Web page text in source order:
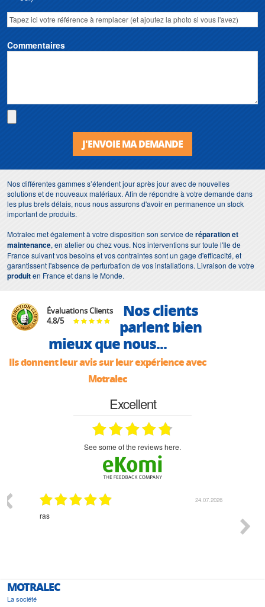
Commentaires
J'ENVOIE MA DEMANDE
Nos différentes gammes s’étendent jour après jour avec de nouvelles
solutions et de nouveaux matériaux. Afin de répondre à votre demande dans
les plus brefs délais, nous nous assurons d'avoir en permanence un stock
important de produits.
Motralec met également à votre disposition son service deréparation et
maintenance, en atelier ou chez vous. Nos interventions sur toute l'Ile de
France suivant vos besoins et vos contraintes sont un gage d'efficacité, et
garantissent l'absence de perturbation de vos installations. Livraison de votre
produiten France et dans le Monde.
Évaluations Clients
4.8/5
Nos clients
parlent bien
mieux que nous...
Ils donnent leur avis sur leur expérience avec
Motralec
Excellent
see some of the reviews here.
24.07.2026
ras
MOTRALEC
La société